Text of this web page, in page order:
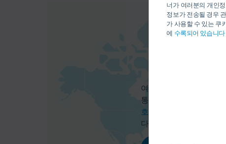
너가 여러분의 개인
정보가 전송될 경우
가 사용할 수 있는 쿠
에 수록되어 있습니다
여기에서 지도 서비스
통해 사용자의 데이터(
호 정책
에 명시된 개별
다.